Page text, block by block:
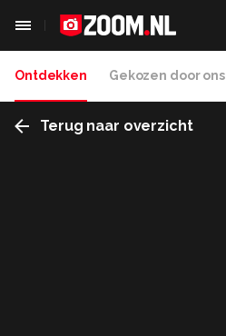
Ontdekken Gekozen door ons
Terug naar overzicht